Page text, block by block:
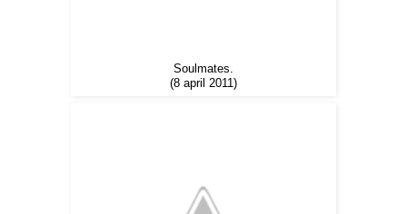
Soulmates.
(8 april 2011)